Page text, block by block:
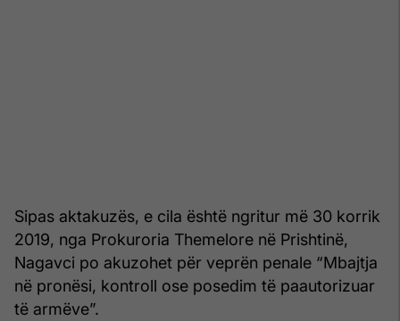
Sipas aktakuzës, e cila është ngritur më 30 korrik
2019, nga Prokuroria Themelore në Prishtinë,
Nagavci po akuzohet për veprën penale “Mbajtja
në pronësi, kontroll ose posedim të paautorizuar
të armëve”.